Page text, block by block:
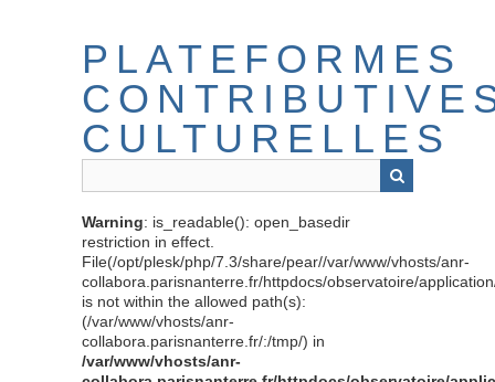
PLATEFORMES
CULTURELLES
Warning: is_readable(): open_basedir
restriction in effect.
File(/opt/plesk/php/7.3/share/pear//var/www/vhosts/anr-
collabora.parisnanterre.fr/httpdocs/observatoire/
is not within the allowed path(s):
(/var/www/vhosts/anr-
collabora.parisnanterre.fr/:/tmp/) in
/var/www/vhosts/anr-